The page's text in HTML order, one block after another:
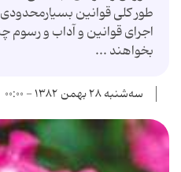
طور كلی قوانین
اجرای قوانین و آداب و رسوم
بخواهند ...
سه‌شنبه ۲۸ بهمن ۱۳۸۲ - ۰۰:۰۰